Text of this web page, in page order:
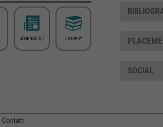
JOURNALIST LIBRARY
SOCIAL
Contatti